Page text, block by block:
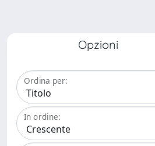
Opzioni
Ordina per:
In ordine: